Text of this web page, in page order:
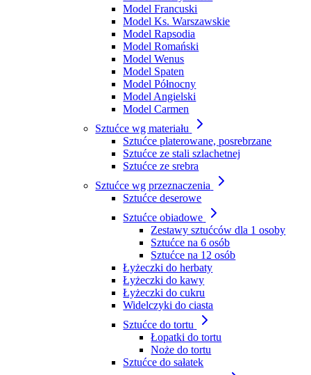
Model Francuski
Model Ks. Warszawskie
Model Rapsodia
Model Romański
Model Wenus
Model Spaten
Model Północny
Model Angielski
Model Carmen
Sztućce wg materiału
Sztućce platerowane, posrebrzane
Sztućce ze stali szlachetnej
Sztućce ze srebra
Sztućce wg przeznaczenia
Sztućce deserowe
Sztućce obiadowe
Zestawy sztućców dla 1 osoby
Sztućce na 6 osób
Sztućce na 12 osób
Łyżeczki do herbaty
Łyżeczki do kawy
Łyżeczki do cukru
Widelczyki do ciasta
Sztućce do tortu
Łopatki do tortu
Noże do tortu
Sztućce do sałatek